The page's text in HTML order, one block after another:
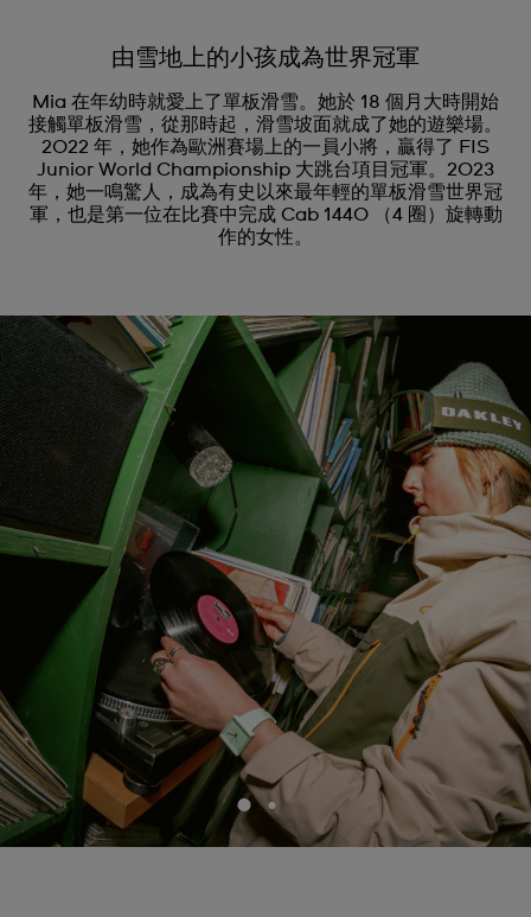
由雪地上的小孩成為世界冠軍
Mia 在年幼時就愛上了單板滑雪。她於 18 個月大時開始
接觸單板滑雪，從那時起，滑雪坡面就成了她的遊樂場。
2022 年，她作為歐洲賽場上的一員小將，贏得了 FIS
Junior World Championship 大跳台項目冠軍。2023
年，她一鳴驚人，成為有史以來最年輕的單板滑雪世界冠
軍，也是第一位在比賽中完成 Cab 1440 （4 圈）旋轉動
作的女性。